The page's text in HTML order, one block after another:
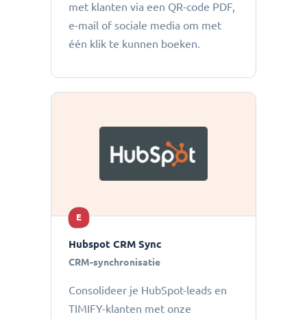
met klanten via een QR-code PDF,
e-mail of sociale media om met
één klik te kunnen boeken.
E
Hubspot CRM Sync
CRM-synchronisatie
Consolideer je HubSpot-leads en
TIMIFY-klanten met onze